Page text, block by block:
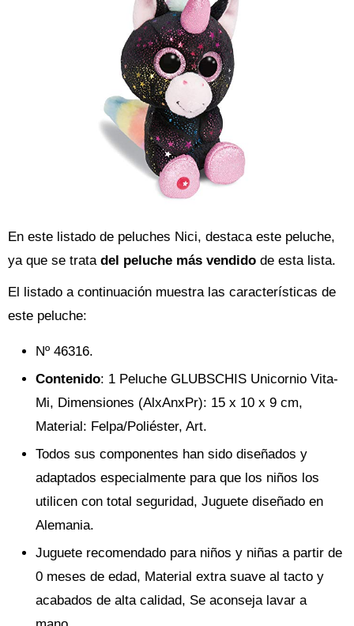
En este listado de peluches Nici, destaca este peluche,
ya que se trata del peluche más vendido de esta lista.
El listado a continuación muestra las características de
este peluche:
Nº 46316.
Contenido: 1 Peluche GLUBSCHIS Unicornio Vita-
Mi, Dimensiones (AlxAnxPr): 15 x 10 x 9 cm,
Material: Felpa/Poliéster, Art.
Todos sus componentes han sido diseñados y
adaptados especialmente para que los niños los
utilicen con total seguridad, Juguete diseñado en
Alemania.
Juguete recomendado para niños y niñas a partir de
0 meses de edad, Material extra suave al tacto y
acabados de alta calidad, Se aconseja lavar a